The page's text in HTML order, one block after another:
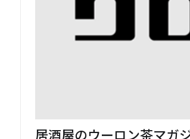
居酒屋のウーロン茶マガ